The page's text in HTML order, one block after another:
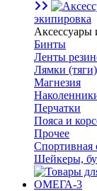
экипировка
Аксессуары
Бинты
Ленты
Лямки (тяги)
Магнезия
Перчатки
Пояса и
Прочее
Спортивная
Шейкеры,
ОМЕГА-3